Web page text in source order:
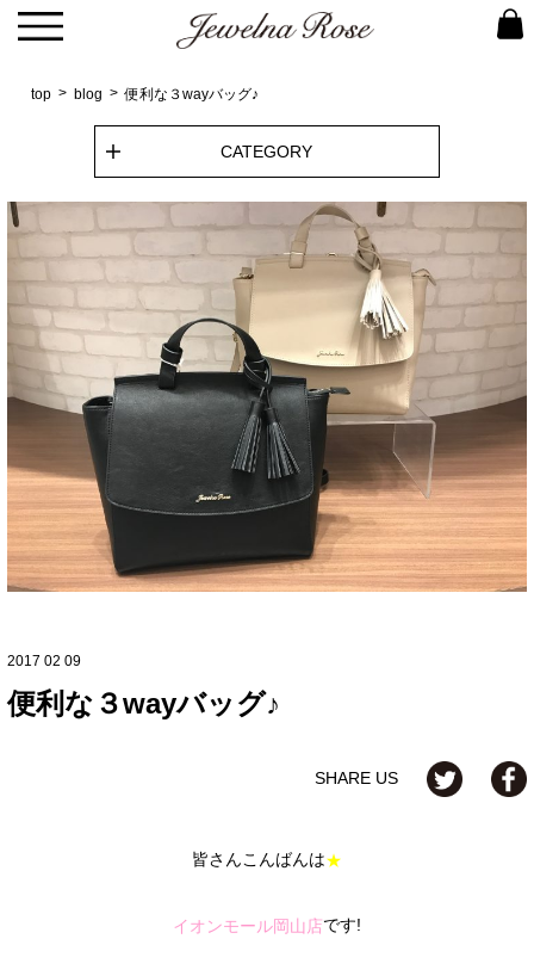
top blog 便利な３wayバッグ♪
CATEGORY
2017 02 09
便利な３wayバッグ♪
SHARE US
皆さんこんばんは★
イオンモール岡山店です!